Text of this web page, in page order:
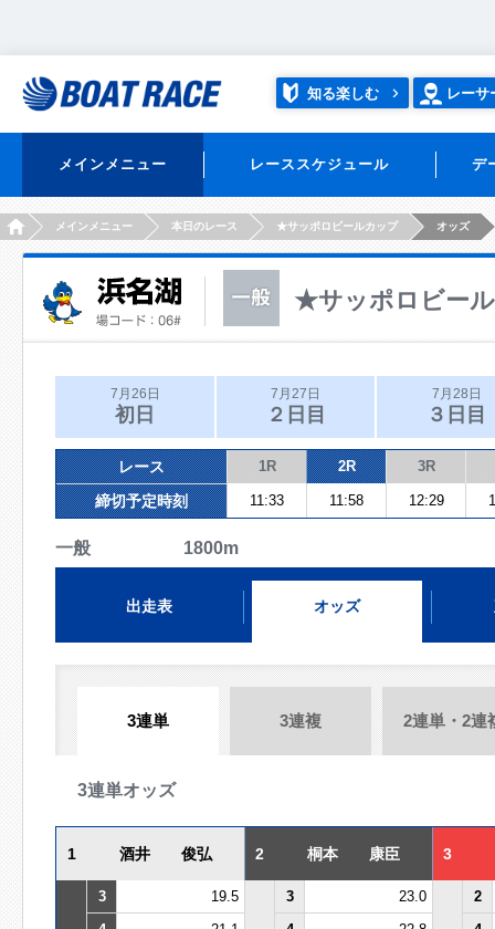
知る楽しむ レーサ
メインメニュー レーススケジュール デ
HOMEメインメニュー 本日のレース ★サッポロビールカップ オッズ
★サッポロビー
7月26日
初日
7月27日
２日目
7月28日
３日目
レース 1R 2R 3R
締切予定時刻 11:33 11:58 12:29
一般 1800m
出走表 オッズ
3連単 3連複 2連単・2連
3連単オッズ
1 酒井 俊弘 2 桐本 康臣 3
3 19.5 3 23.0
2